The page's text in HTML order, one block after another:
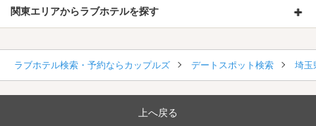
関東エリアからラブホテルを探す
ラブホテル検索・予約ならカップルズ デートスポット検索 埼玉
上へ戻る